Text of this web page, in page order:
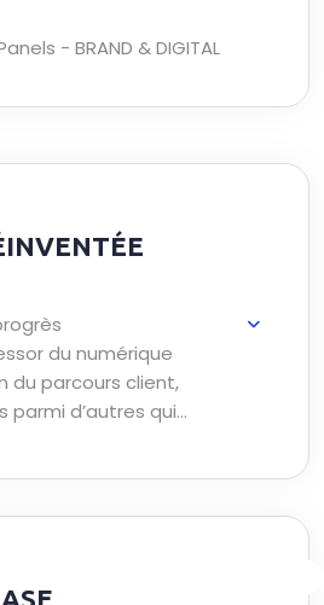
- BRAND & DIGITAL
du numérique
du parcours client,
d’autres qui
les marques,
étant donné que